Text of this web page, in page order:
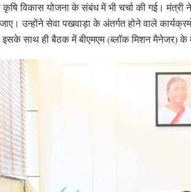
कृषि विकास योजना के संबंध में भी चर्चा की गई। मंत्री
उन्होंने सेवा पखवाड़ा के अंतर्गत होने वाले
साथ ही बैठक में बीएमएम (ब्लॉक मिशन मैनेजर) के